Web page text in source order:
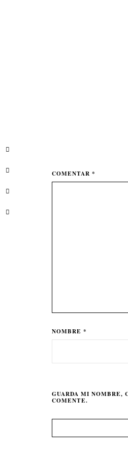
COMENTAR *
NOMBRE *
GUARDA MI NOMBRE,
COMENTE.